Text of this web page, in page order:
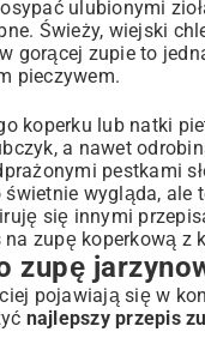
ulubionymi
Świeży, wiejski
gorącej zupie to
pieczywem.
koperku lub natki
a nawet
pestkami
wygląda, ale
się innymi
na zupę koperkową z
zupę
pojawiają się w
najlepszy przepis